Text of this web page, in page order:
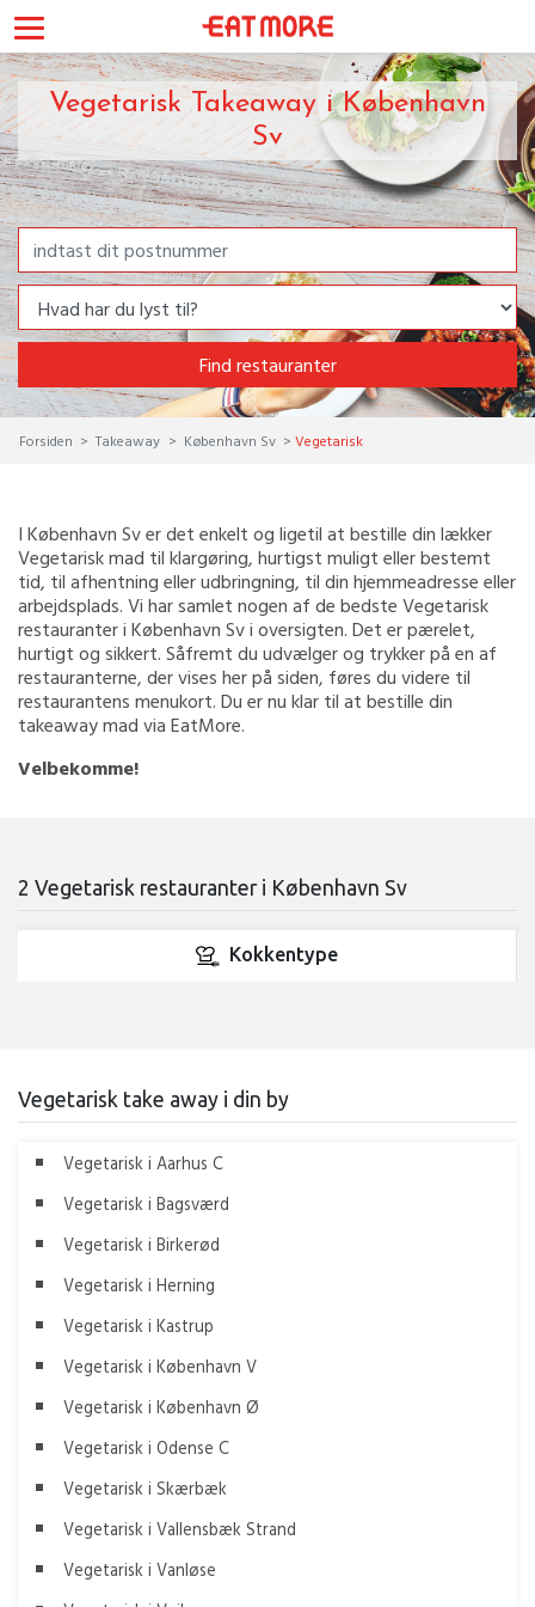
Vegetarisk Takeaway i København
Sv
Find restauranter
Forsiden Takeaway København Sv Vegetarisk
I København Sv er det enkelt og ligetil at bestille din lækker
Vegetarisk mad til klargøring, hurtigst muligt eller bestemt
tid, til afhentning eller udbringning, til din hjemmeadresse eller
arbejdsplads. Vi har samlet nogen af de bedste Vegetarisk
restauranter i København Sv i oversigten. Det er pærelet,
hurtigt og sikkert. Såfremt du udvælger og trykker på en af
restauranterne, der vises her på siden, føres du videre til
restaurantens menukort. Du er nu klar til at bestille din
takeaway mad via EatMore.
Velbekomme!
2 Vegetarisk restauranter i København Sv
Kokkentype
Vegetarisk take away i din by
Vegetarisk i Aarhus C
Vegetarisk i Bagsværd
Vegetarisk i Birkerød
Vegetarisk i Herning
Vegetarisk i Kastrup
Vegetarisk i København V
Vegetarisk i København Ø
Vegetarisk i Odense C
Vegetarisk i Skærbæk
Vegetarisk i Vallensbæk Strand
Vegetarisk i Vanløse